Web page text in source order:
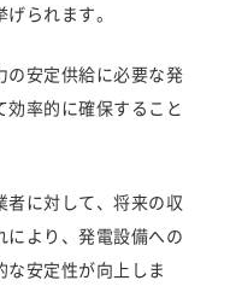
られます。
の安定供給に必要な発
効率的に確保すること
者に対して、将来の収
により、発電設備への
な安定性が向上しま